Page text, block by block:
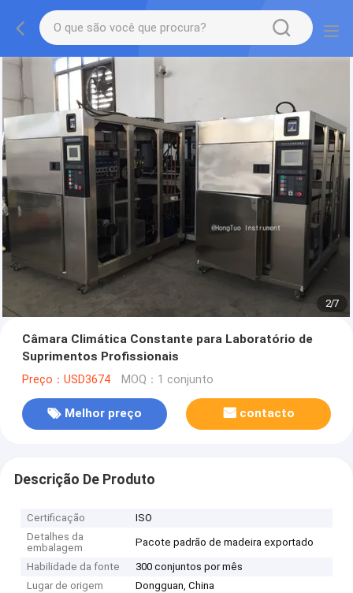
2/7
Câmara Climática Constante para Laboratório de
Suprimentos Profissionais
Preço：USD3674 MOQ：1 conjunto
Melhor preço contacto
Descrição De Produto
Certificação
ISO
Detalhes da
embalagem
Pacote padrão de madeira exportado
Habilidade da fonte
300 conjuntos por mês
Lugar de origem
Dongguan, China